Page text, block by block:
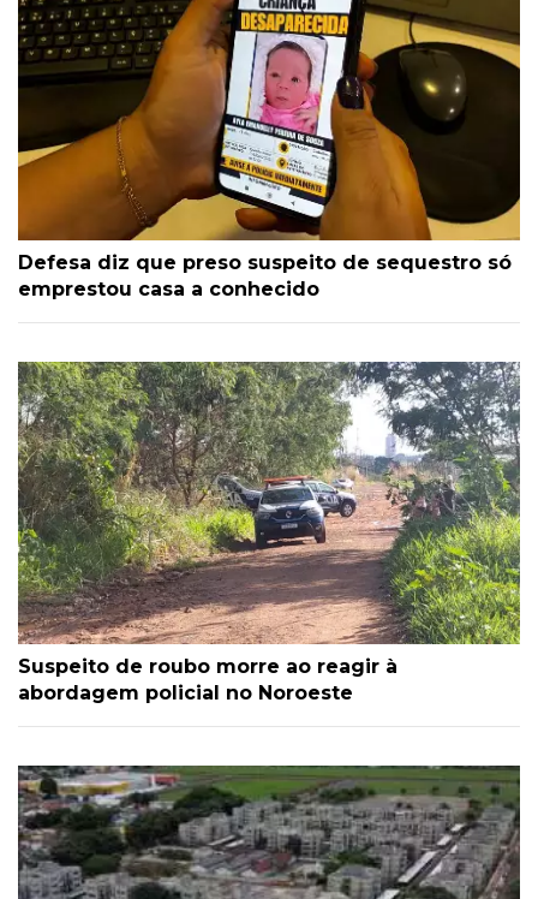
Defesa diz que preso suspeito de sequestro só
emprestou casa a conhecido
Suspeito de roubo morre ao reagir à
abordagem policial no Noroeste